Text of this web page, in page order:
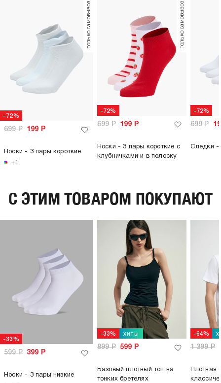
-72%
только самовывоз
699Р 199 Р
Носки - 3 пары короткие
+1
-72%
только самовывоз
699Р 199 Р
Носки - 3 пары короткие с
клубничками и в полоску
-72%
699Р
Следки -
C ЭТИМ ТОВАРОМ ПОКУПАЮТ
-33%
599Р 399 Р
Носки - 3 пары низкие
-33% хиты
899Р 599 Р
Базовый плотный топ на
тонких бретелях
-64%
1 399Р
Плотная